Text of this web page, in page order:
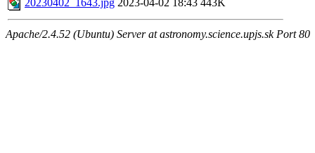
20230402_1643.jpg 2023-04-02 18:43 443K
Apache/2.4.52 (Ubuntu) Server at astronomy.science.upjs.sk Port 80